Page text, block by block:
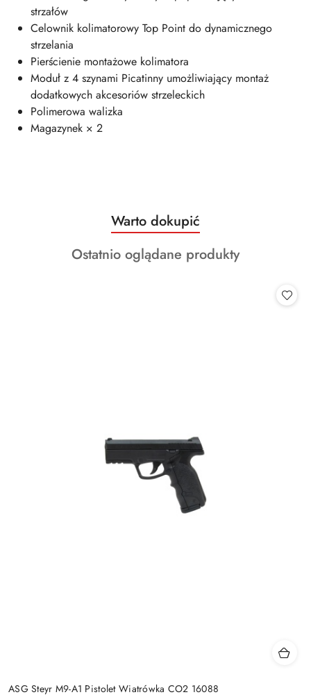
strzałów
Celownik kolimatorowy Top Point do dynamicznego
strzelania
Pierścienie montażowe kolimatora
Moduł z 4 szynami Picatinny umożliwiający montaż
dodatkowych akcesoriów strzeleckich
Polimerowa walizka
Magazynek × 2
Pomiń karuzelę produktów
Produkty
o
statusie:
Warto dokupić
Produkty
Ostatnio oglądane produkty
ASG Steyr M9-A1 Pistolet Wiatrówka CO2 16088